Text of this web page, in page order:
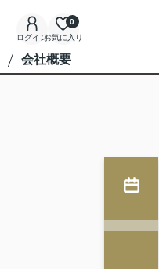
ログインお気に入り
0
会社概要